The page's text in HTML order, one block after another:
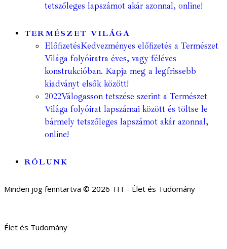
tetszőleges lapszámot akár azonnal, online!
TERMÉSZET VILÁGA
ElőfizetésKedvezményes előfizetés a Természet
Világa folyóiratra éves, vagy féléves
konstrukcióban. Kapja meg a legfrissebb
kiadványt elsők között!
2022Válogasson tetszése szerint a Természet
Világa folyóirat lapszámai között és töltse le
bármely tetszőleges lapszámot akár azonnal,
online!
RÓLUNK
Minden jog fenntartva © 2026 TIT - Élet és Tudomány
Élet és Tudomány